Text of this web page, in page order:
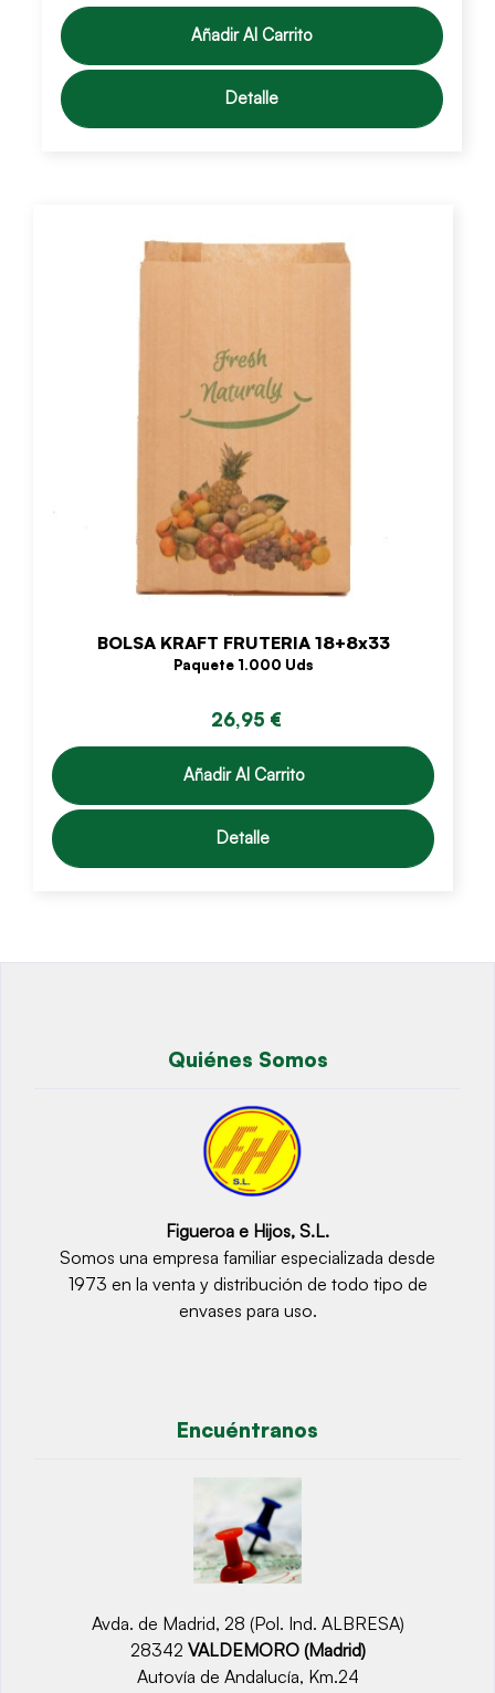
Añadir Al Carrito
Detalle
BOLSA KRAFT FRUTERIA 18+8x33
Paquete 1.000 Uds
26,95 €
Añadir Al Carrito
Detalle
Quiénes Somos
Figueroa e Hijos, S.L.
Somos una empresa familiar especializada desde
1973 en la venta y distribución de todo tipo de
envases para uso.
Encuéntranos
Avda. de Madrid, 28 (Pol. Ind. ALBRESA)
28342 VALDEMORO (Madrid)
Autovía de Andalucía, Km.24